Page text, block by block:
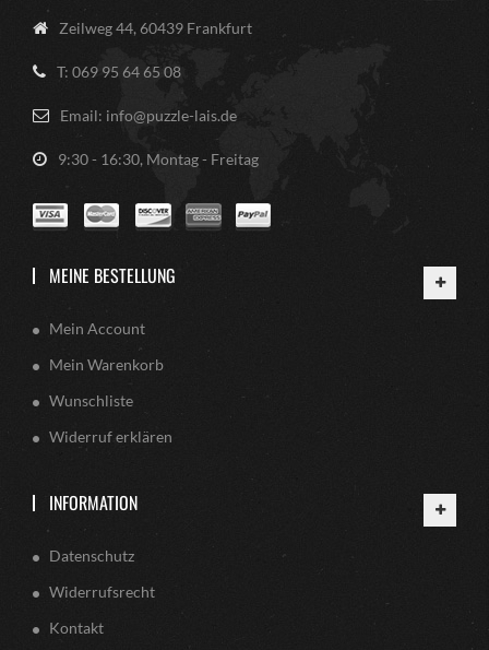
Zeilweg 44, 60439 Frankfurt
T: 069 95 64 65 08
Email: info@puzzle-lais.de
9:30 - 16:30, Montag - Freitag
MEINE BESTELLUNG
Mein Account
Mein Warenkorb
Wunschliste
Widerruf erklären
INFORMATION
Datenschutz
Widerrufsrecht
Kontakt